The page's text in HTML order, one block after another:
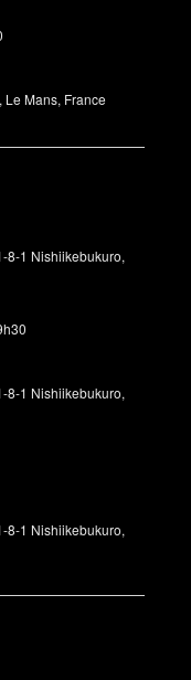
Mans, France
8-1 Nishiikebukuro,
8-1 Nishiikebukuro,
8-1 Nishiikebukuro,